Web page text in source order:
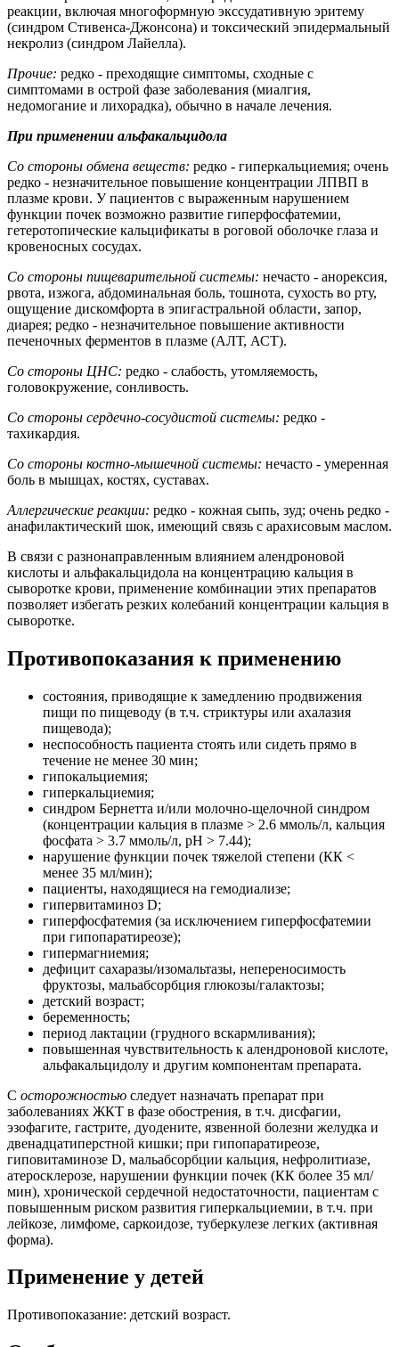
реакции, включая многоформную экссудативную эритему
(синдром Стивенса-Джонсона) и токсический эпидермальный
некролиз (синдром Лайелла).
Прочие: редко - преходящие симптомы, сходные с
симптомами в острой фазе заболевания (миалгия,
недомогание и лихорадка), обычно в начале лечения.
При применении альфакальцидола
Со стороны обмена веществ: редко - гиперкальциемия; очень
редко - незначительное повышение концентрации ЛПВП в
плазме крови. У пациентов с выраженным нарушением
функции почек возможно развитие гиперфосфатемии,
гетеротопические кальцификаты в роговой оболочке глаза и
кровеносных сосудах.
Со стороны пищеварительной системы: нечасто - анорексия,
рвота, изжога, абдоминальная боль, тошнота, сухость во рту,
ощущение дискомфорта в эпигастральной области, запор,
диарея; редко - незначительное повышение активности
печеночных ферментов в плазме (АЛТ, АСТ).
Со стороны ЦНС: редко - слабость, утомляемость,
головокружение, сонливость.
Со стороны сердечно-сосудистой системы: редко -
тахикардия.
Со стороны костно-мышечной системы: нечасто - умеренная
боль в мышцах, костях, суставах.
Аллергические реакции: редко - кожная сыпь, зуд; очень редко -
анафилактический шок, имеющий связь с арахисовым маслом.
В связи с разнонаправленным влиянием алендроновой
кислоты и альфакальцидола на концентрацию кальция в
сыворотке крови, применение комбинации этих препаратов
позволяет избегать резких колебаний концентрации кальция в
сыворотке.
Противопоказания к применению
состояния, приводящие к замедлению продвижения
пищи по пищеводу (в т.ч. стриктуры или ахалазия
пищевода);
неспособность пациента стоять или сидеть прямо в
течение не менее 30 мин;
гипокальциемия;
гиперкальциемия;
синдром Бернетта и/или молочно-щелочной синдром
(концентрации кальция в плазме > 2.6 ммоль/л, кальция
фосфата > 3.7 ммоль/л, рН > 7.44);
нарушение функции почек тяжелой степени (КК <
менее 35 мл/мин);
пациенты, находящиеся на гемодиализе;
гипервитаминоз D;
гиперфосфатемия (за исключением гиперфосфатемии
при гипопаратиреозе);
гипермагниемия;
дефицит сахаразы/изомальтазы, непереносимость
фруктозы, мальабсорбция глюкозы/галактозы;
детский возраст;
беременность;
период лактации (грудного вскармливания);
повышенная чувствительность к алендроновой кислоте,
альфакальцидолу и другим компонентам препарата.
С осторожностью следует назначать препарат при
заболеваниях ЖКТ в фазе обострения, в т.ч. дисфагии,
эзофагите, гастрите, дуодените, язвенной болезни желудка и
двенадцатиперстной кишки; при гипопаратиреозе,
гиповитаминозе D, мальабсорбции кальция, нефролитиазе,
атеросклерозе, нарушении функции почек (КК более 35 мл/
мин), хронической сердечной недостаточности, пациентам с
повышенным риском развития гиперкальциемии, в т.ч. при
лейкозе, лимфоме, саркоидозе, туберкулезе легких (активная
форма).
Применение у детей
Противопоказание: детский возраст.